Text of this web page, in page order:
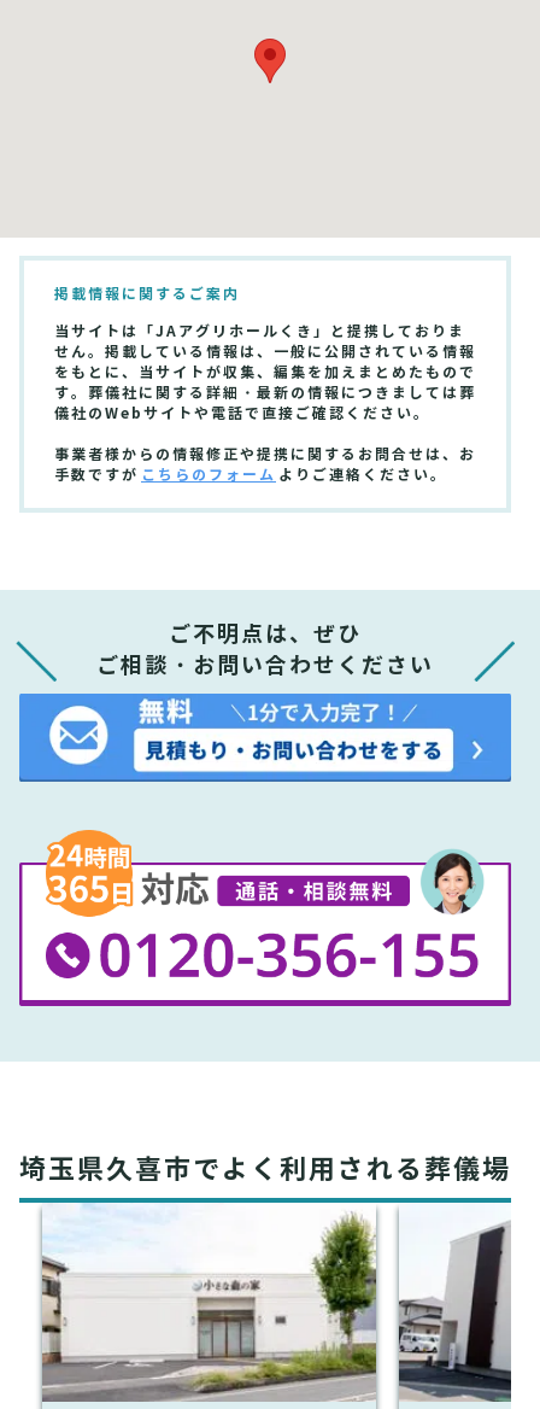
掲載情報に関するご案内
当サイトは「JAアグリホールくき」と提携しておりま
せん。掲載している情報は、一般に公開されている情報
をもとに、当サイトが収集、編集を加えまとめたもので
す。葬儀社に関する詳細・最新の情報につきましては葬
儀社のWebサイトや電話で直接ご確認ください。
事業者様からの情報修正や提携に関するお問合せは、お
手数ですが こちらのフォーム よりご連絡ください。
ご不明点は、ぜひ
ご相談・お問い合わせください
埼玉県久喜市でよく利用される葬儀場